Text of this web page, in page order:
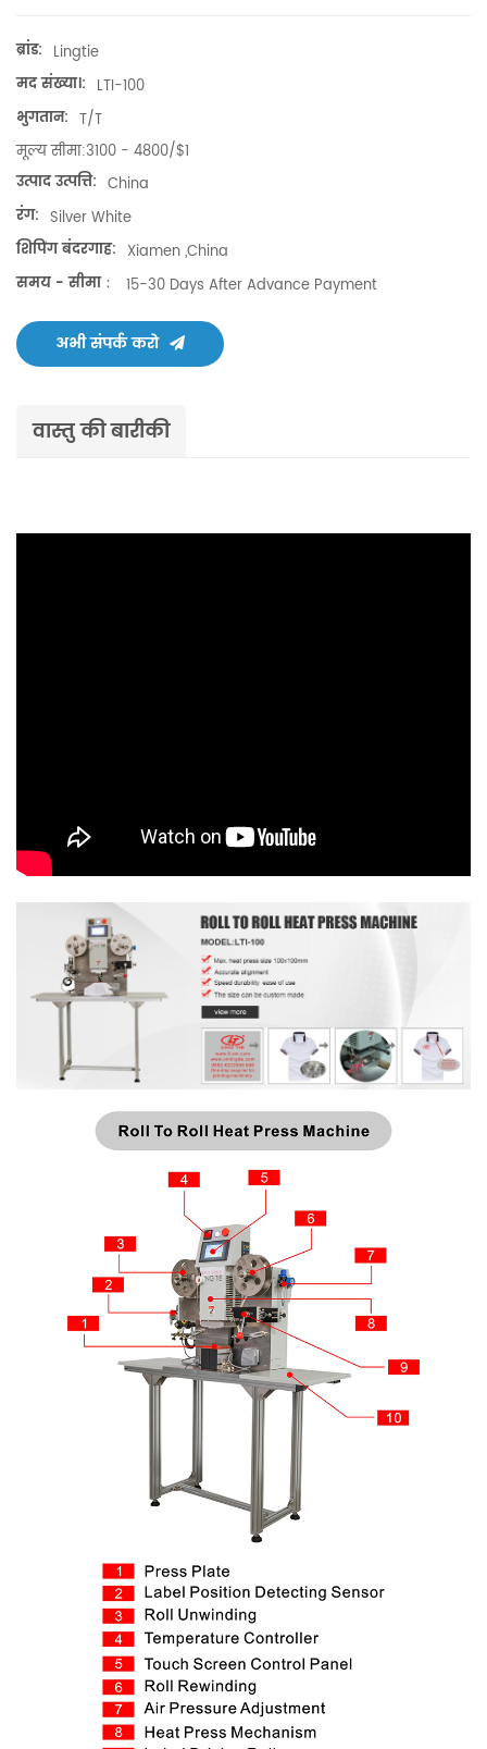
ब्रांड: Lingtie
मद संख्या।: LTI-100
भुगतान: T/T
मूल्य सीमा:3100 - 4800/$1
उत्पाद उत्पत्ति: China
रंग: Silver White
शिपिंग बंदरगाह: Xiamen ,China
समय - सीमा：
15-30 Days After Advance Payment
अभी संपर्क करो
वास्तु की बारीकी